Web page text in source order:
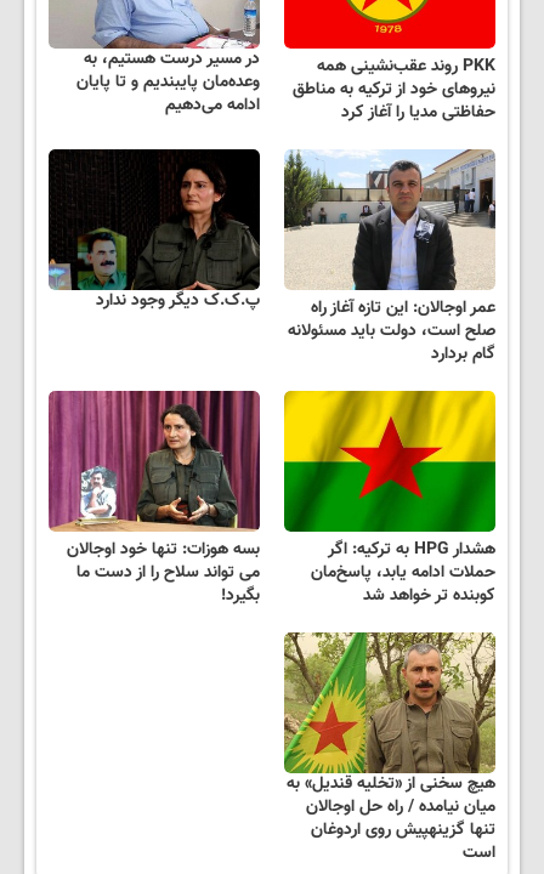
PKK روند عقب‌نشینی همه
نیروهای خود از ترکیه به مناطق
حفاظتی مدیا را آغاز کرد
در مسیر درست هستیم، به
وعده‌مان پایبندیم و تا پایان
ادامه می‌دهیم
عمر اوجالان: این تازه آغاز راه
صلح است، دولت باید مسئولانه
گام بردارد
پ.ک.ک دیگر وجود ندارد
هشدار HPG به ترکیه: اگر
حملات ادامه یابد، پاسخ‌مان
کوبنده تر خواهد شد
بسه هوزات: تنها خود اوجالان
می تواند سلاح را از دست ما
بگیرد!
هیچ سخنی از «تخلیه قندیل» به
میان نیامده / راه حل اوجالان
تنها گزینهپیش روی اردوغان
است